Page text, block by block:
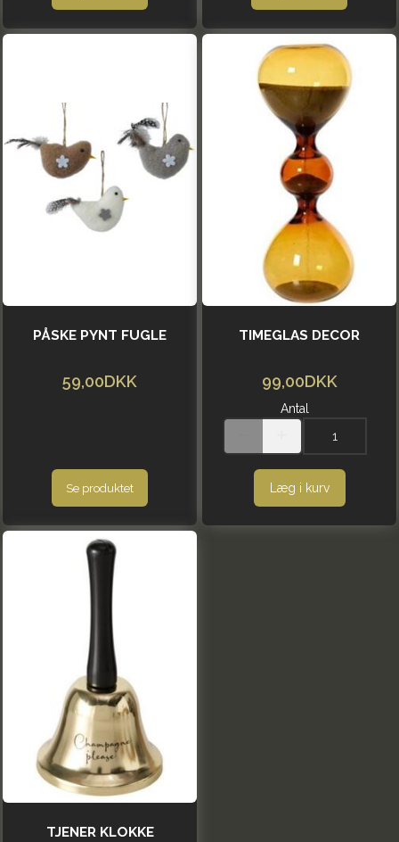
PÅSKE PYNT FUGLE
59,00DKK
Se produktet
TIMEGLAS DECOR
99,00DKK
Antal
Læg i kurv
TJENER KLOKKE